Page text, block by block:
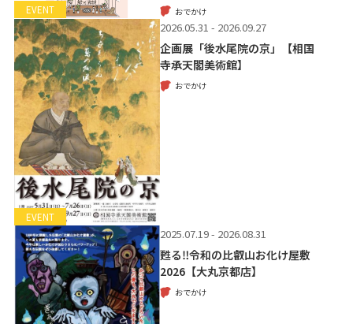
EVENT おでかけ
EVENT
2026.05.31 - 2026.09.27
企画展「後水尾院の京」【相国
寺承天閣美術館】
おでかけ
2025.07.19 - 2026.08.31
甦る‼令和の比叡山お化け屋敷
2026【大丸京都店】
おでかけ